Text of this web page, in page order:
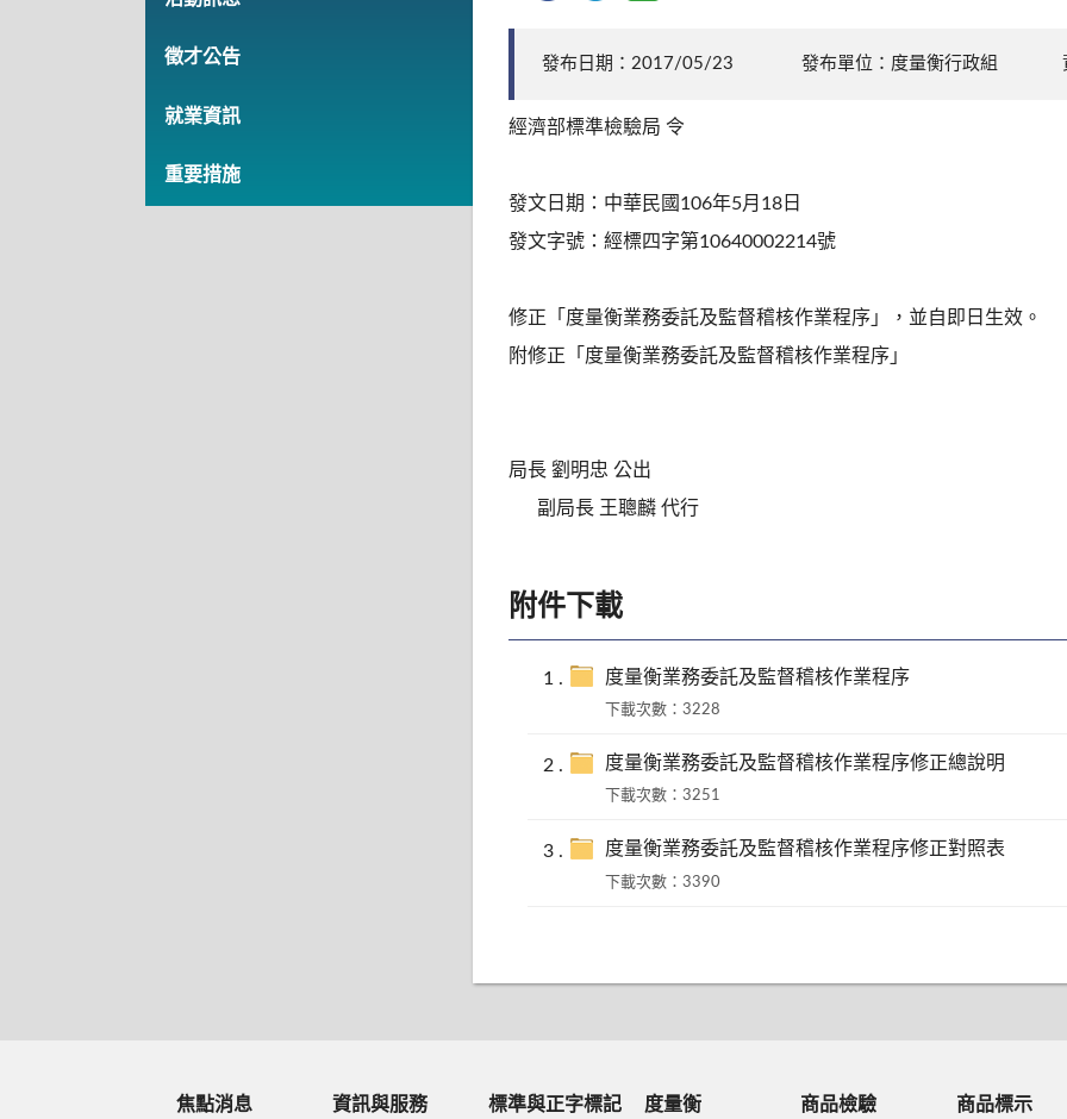
徵才公告
就業資訊
重要措施
發布日期：2017/05/23 發布單位：度量衡行政組
經濟部標準檢驗局 令
發文日期：中華民國106年5月18日
發文字號：經標四字第10640002214號
修正「度量衡業務委託及監督稽核作業程序」，並自即日生效。
附修正「度量衡業務委託及監督稽核作業程序」
局長 劉明忠 公出
副局長 王聰麟 代行
附件下載
度量衡業務委託及監督稽核作業程序
下載次數：3228
度量衡業務委託及監督稽核作業程序修正總說明
下載次數：3251
度量衡業務委託及監督稽核作業程序修正對照表
下載次數：3390
焦點消息 資訊與服務 標準與正字標記 度量衡 商品檢驗 商品標示